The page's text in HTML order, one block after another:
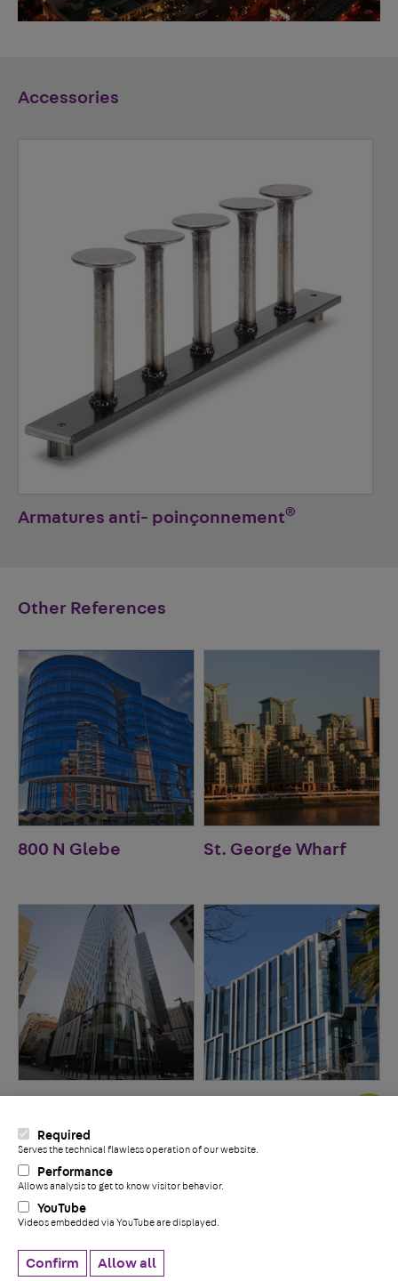
Required
Serves the technical flawless operation of our website.
Performance
Allows analysis to get to know visitor behavior.
YouTube
Videos embedded via YouTube are displayed.
Confirm Allow all
Accessories
Armatures anti- poinçonnement®
Other References
800 N Glebe St. George Wharf
Whistleblower information